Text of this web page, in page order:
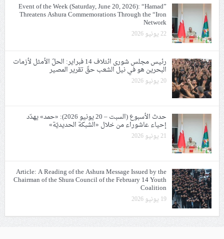
Event of the Week (Saturday, June 20, 2026): “Hamad”
Threatens Ashura Commemorations Through the “Iron
Network
22 يونيو 2026
رئيس مجلس شورى ائتلاف 14 فبراير: الحلّ الأمثل لأزمات
البحرين هو في نيل الشعب حقّ تقرير المصير
20 يونيو 2026
حدث الأسبوع (السبت – 20 يونيو 2026): «حمد» يهدّد
إحياء عاشوراء من خلال «الشبكة الحديديّة»
21 يونيو 2026
Article: A Reading of the Ashura Message Issued by the
Chairman of the Shura Council of the February 14 Youth
Coalition
19 يونيو 2026